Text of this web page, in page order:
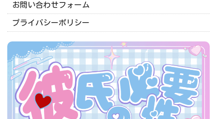
お問い合わせフォーム
プライバシーポリシー